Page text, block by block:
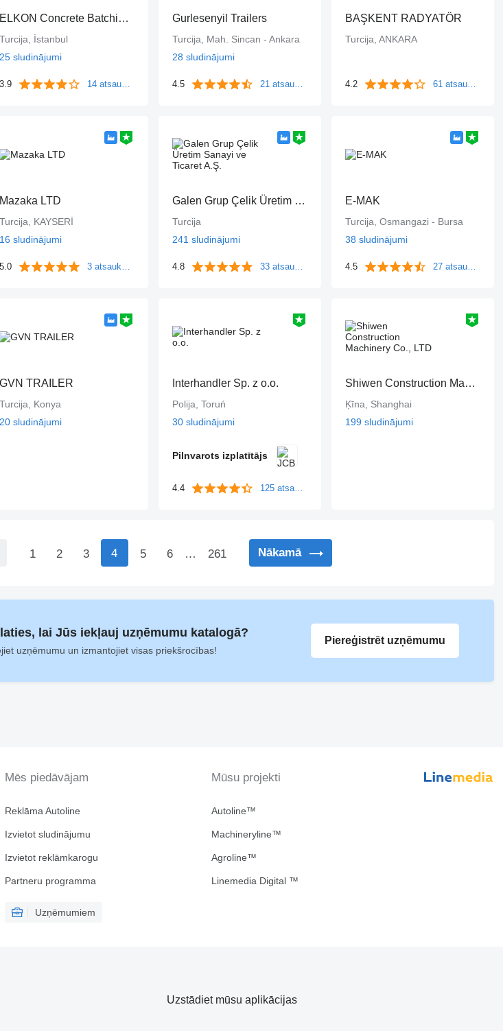
ELKON Concrete Batching Plants
Turcija, İstanbul
25 sludinājumi
3.9 14 atsauksmes
Gurlesenyil Trailers
Turcija, Mah. Sincan - Ankara
28 sludinājumi
4.5 21 atsauksmes
BAŞKENT RADYATÖR
Turcija, ANKARA
4.2 61 atsauksmes
Mazaka LTD
Turcija, KAYSERİ
16 sludinājumi
5.0 3 atsauksmes
Galen Grup Çelik Üretim Sanayi ve Ticaret A.Ş.
Turcija
241 sludinājumi
4.8 33 atsauksmes
E-MAK
Turcija, Osmangazi - Bursa
38 sludinājumi
4.5 27 atsauksmes
GVN TRAILER
Turcija, Konya
20 sludinājumi
Interhandler Sp. z o.o.
Polija, Toruń
30 sludinājumi
Pilnvarots izplatītājs
4.4 125 atsauksmes
Shiwen Construction Machinery Co., LTD
Ķīna, Shanghai
199 sludinājumi
1 2 3 4 5 6 … 261 Nākamā
lai Jūs iekļauj uzņēmumu katalogā?
uzņēmumu un izmantojiet visas priekšrocības!
Piereģistrēt uzņēmumu
Mēs piedāvājam
Reklāma Autoline
Izvietot sludinājumu
Izvietot reklāmkarogu
Partneru programma
Uzņēmumiem
Mūsu projekti
Autoline™
Machineryline™
Agroline™
Linemedia Digital ™
Uzstādiet mūsu aplikācijas